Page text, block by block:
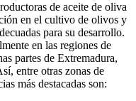
de aceite de oliva
en el cultivo de olivos y
para su desarrollo.
en las regiones de
partes de Extremadura,
entre otras zonas de
más destacadas son: